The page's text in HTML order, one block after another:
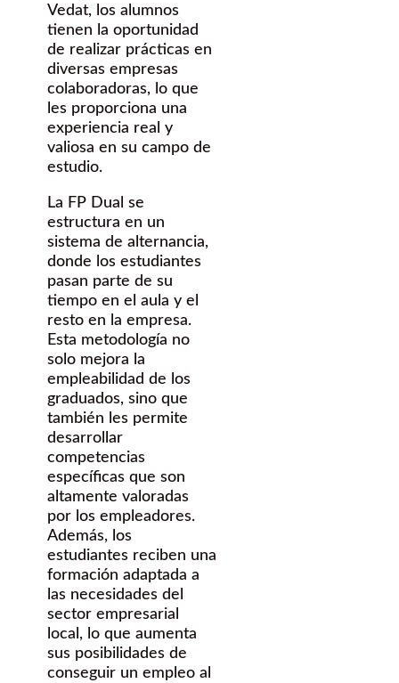
Vedat, los alumnos
tienen la oportunidad
de realizar prácticas en
diversas empresas
colaboradoras, lo que
les proporciona una
experiencia real y
valiosa en su campo de
estudio.
La FP Dual se
estructura en un
sistema de alternancia,
donde los estudiantes
pasan parte de su
tiempo en el aula y el
resto en la empresa.
Esta metodología no
solo mejora la
empleabilidad de los
graduados, sino que
también les permite
desarrollar
competencias
específicas que son
altamente valoradas
por los empleadores.
Además, los
estudiantes reciben una
formación adaptada a
las necesidades del
sector empresarial
local, lo que aumenta
sus posibilidades de
conseguir un empleo al